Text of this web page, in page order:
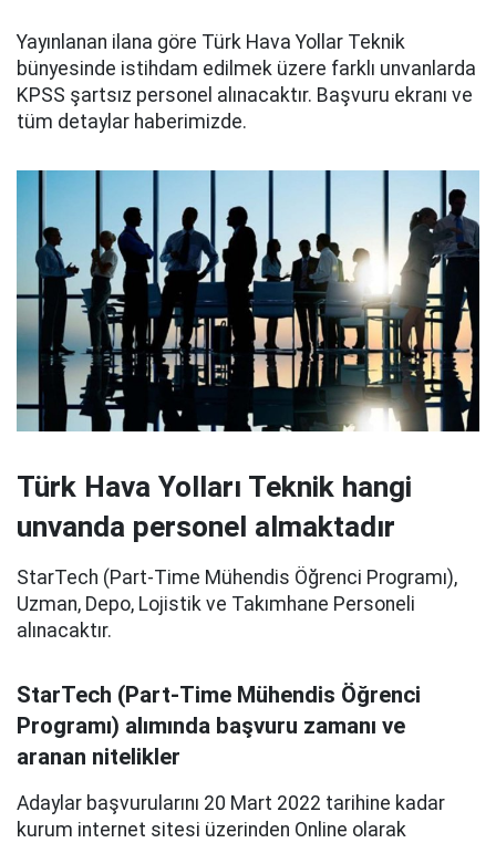
Yayınlanan ilana göre Türk Hava Yollar Teknik
bünyesinde istihdam edilmek üzere farklı unvanlarda
KPSS şartsız personel alınacaktır. Başvuru ekranı ve
tüm detaylar haberimizde.
Türk Hava Yolları Teknik hangi
unvanda personel almaktadır
StarTech (Part-Time Mühendis Öğrenci Programı),
Uzman, Depo, Lojistik ve Takımhane Personeli
alınacaktır.
StarTech (Part-Time Mühendis Öğrenci
Programı) alımında başvuru zamanı ve
aranan nitelikler
Adaylar başvurularını 20 Mart 2022 tarihine kadar
kurum internet sitesi üzerinden Online olarak